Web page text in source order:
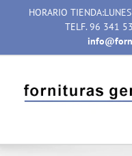
HORARIO
TELF. 96 341